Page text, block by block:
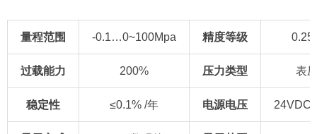
量程范围 -0.1…0~100Mpa 精度等级
过载能力 200% 压力类型 表
稳定性 ≤0.1% /年 电源电压